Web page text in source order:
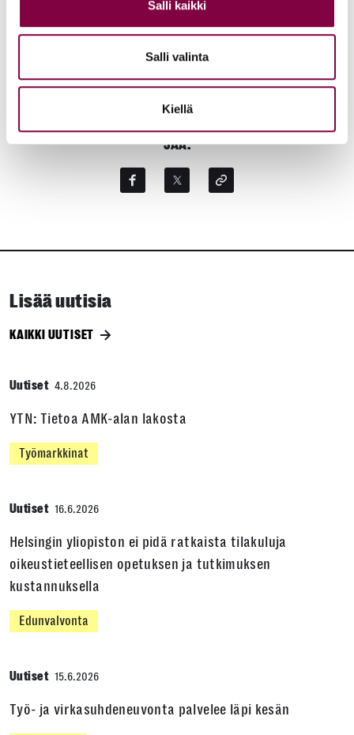
Salli kaikki
Salli valinta
Kiellä
JAA:
Lisää uutisia
KAIKKI UUTISET
Uutiset 4.8.2026
YTN: Tietoa AMK-alan lakosta
Työmarkkinat
Uutiset 16.6.2026
Helsingin yliopiston ei pidä ratkaista tilakuluja
oikeustieteellisen opetuksen ja tutkimuksen
kustannuksella
Edunvalvonta
Uutiset 15.6.2026
Työ- ja virkasuhdeneuvonta palvelee läpi kesän